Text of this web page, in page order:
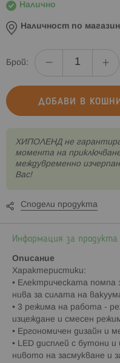
Налично
Наличност по
Брой:
ДОБАВИ В
XИПОЛЕНД не
момента на
междувременно
Вас!
Сподели продукта
Информация за продукта
Описание
Характеристики:
• Електрическата помпа
нива за силата на
• 3 режима на работа -
изцеждане и смесен
• Ергономичен дизайн и
• LED дисплей с бутони
нивото на засмукване и